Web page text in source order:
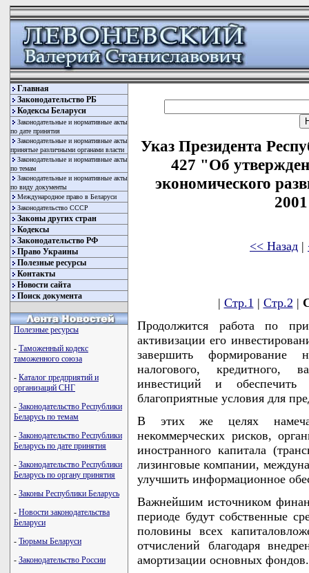
Главная
Законодательство РБ
Кодексы Беларуси
Законодательные и нормативные акты
по дате принятия
Законодательные и нормативные акты
принятые различными органами власти
Законодательные и нормативные акты
по темам
Законодательные и нормативные акты
по виду документы
Международное право в Беларуси
Законодательство СССР
Законы других стран
Кодексы
Законодательство РФ
Право Украины
Полезные ресурсы
Контакты
Новости сайта
Поиск документа
Полезные ресурсы
- Таможенный кодекс
таможенного союза
- Каталог предприятий и
организаций СНГ
- Законодательство Республики
Беларусь по темам
- Законодательство Республики
Беларусь по дате принятия
- Законодательство Республики
Беларусь по органу принятия
- Законы Республики Беларусь
- Новости законодательства
Беларуси
- Тюрьмы Беларуси
- Законодательство России
Указ Президента
427 "Об
экономического
<< Назад |
| Стр.1 | Стр.2 |
Продолжится работа по
активизации его
завершить формирование
налогового, кредитного,
инвестиций и обеспечить
благоприятные условия для
В этих же целях
некоммерческих рисков,
иностранного капитала
лизинговые компании,
улучшить информационное
Важнейшим источником
периоде будут собственные
половины всех
отчислений благодаря
амортизации основных фондов.